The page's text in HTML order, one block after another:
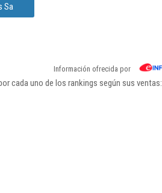
Sa
Información ofrecida por
cada uno de los rankings según sus ventas: